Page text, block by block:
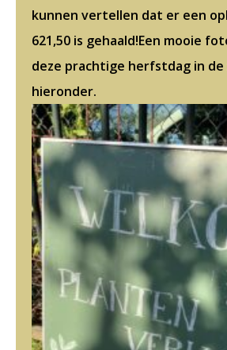
kunnen vertellen dat er een
621,50 is gehaald!Een mooie
deze prachtige herfstdag in de
hieronder.